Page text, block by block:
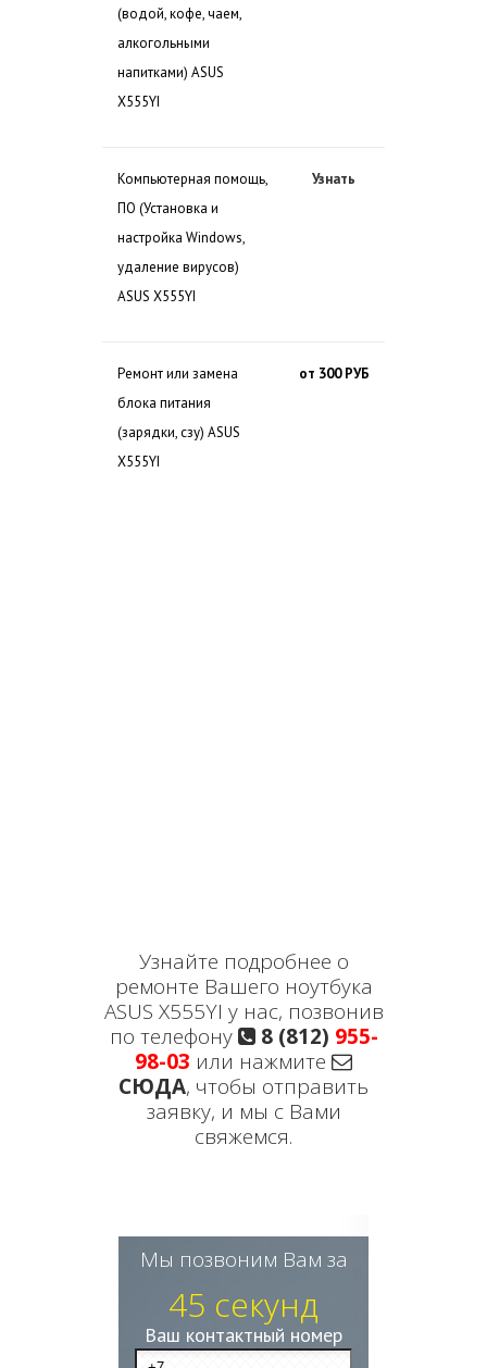
(водой, кофе, чаем,
алкогольными
напитками) ASUS
X555YI
Компьютерная помощь,
ПО (Установка и
настройка Windows,
удаление вирусов)
ASUS X555YI
Узнать
Ремонт или замена
блока питания
(зарядки, сзу) ASUS
X555YI
от 300 РУБ
Узнайте подробнее о
ремонте Вашего ноутбука
ASUS X555YI у нас, позвонив
по телефону
8 (812) 955-
98-03 или нажмите
СЮДА, чтобы отправить
заявку, и мы с Вами
свяжемся.
Мы позвоним Вам за
45 секунд
Ваш контактный номер